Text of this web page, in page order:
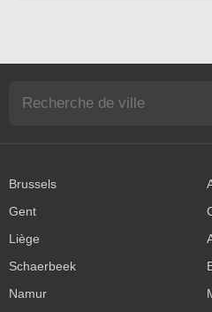
Brussels
Gent
Liège
Schaerbeek
Namur